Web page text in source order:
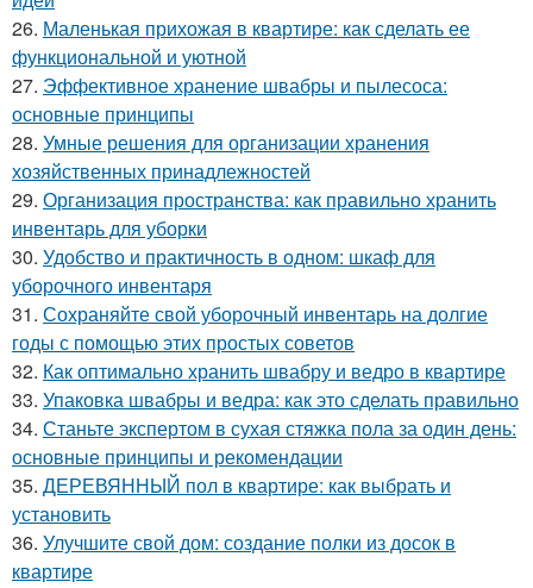
26. Маленькая прихожая в квартире: как сделать ее
функциональной и уютной
27. Эффективное хранение швабры и пылесоса:
основные принципы
28. Умные решения для организации хранения
хозяйственных принадлежностей
29. Организация пространства: как правильно хранить
инвентарь для уборки
30. Удобство и практичность в одном: шкаф для
уборочного инвентаря
31. Сохраняйте свой уборочный инвентарь на долгие
годы с помощью этих простых советов
32. Как оптимально хранить швабру и ведро в квартире
33. Упаковка швабры и ведра: как это сделать правильно
34. Станьте экспертом в сухая стяжка пола за один день:
основные принципы и рекомендации
35. ДЕРЕВЯННЫЙ пол в квартире: как выбрать и
установить
36. Улучшите свой дом: создание полки из досок в
квартире